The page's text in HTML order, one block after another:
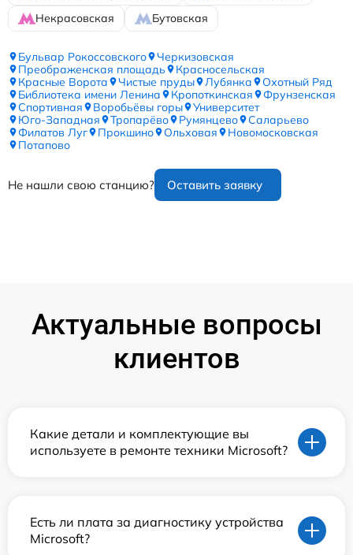
Некрасовская
Бутовская
Бульвар Рокоссовского
Черкизовская
Преображенская площадь
Красносельская
Красные Ворота
Чистые пруды Лубянка
Охотный Ряд
Библиотека имени Ленина
Кропоткинская
Фрунзенская
Спортивная
Воробьёвы горы
Университет
Юго-Западная
Тропарёво Румянцево
Саларьево
Филатов Луг
Прокшино Ольховая
Новомосковская
Потапово
Не нашли свою станцию? Оставить заявку
Актуальные вопросы
клиентов
Какие детали и комплектующие вы
используете в ремонте техники Microsoft?
Есть ли плата за диагностику устройства
Microsoft?